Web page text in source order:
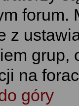
z
grup,
na
góry